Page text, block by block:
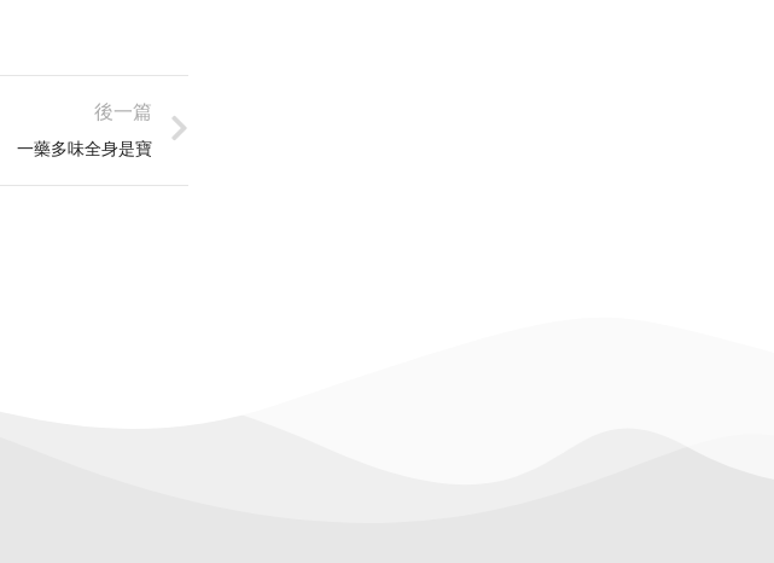
後一篇
一藥多味全身是寶